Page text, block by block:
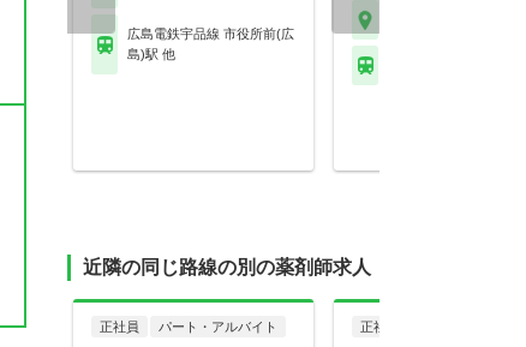
広島電鉄宇品線 市役所前(広
島)駅 他
近隣の同じ路線の別の薬剤師求人
正社員 パート・アルバイト 正社員